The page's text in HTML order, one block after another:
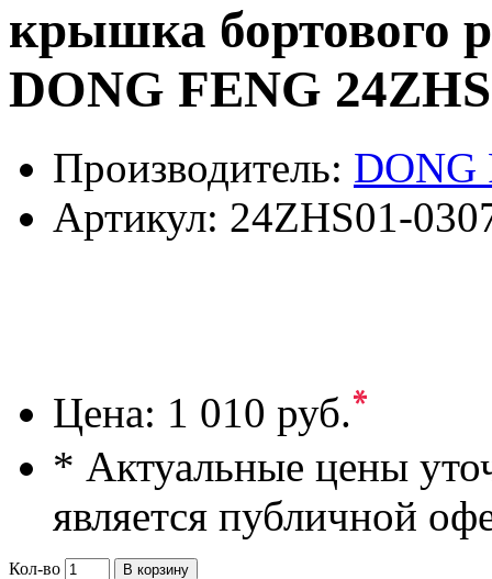
крышка бортового
DONG FENG
Производитель: DONG
Артикул: 24ZHS01-
Цена: 1 010 руб.*
* Актуальные цены
является публичной
Кол-во
В корзину